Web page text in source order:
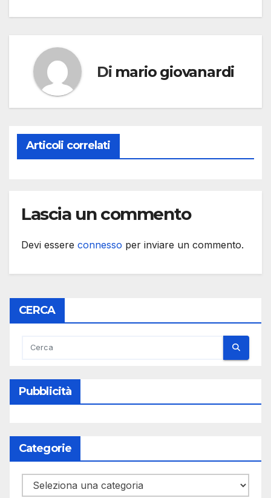
Di mario giovanardi
Articoli correlati
Lascia un commento
Devi essere connesso per inviare un commento.
CERCA
Pubblicità
Categorie
Categorie